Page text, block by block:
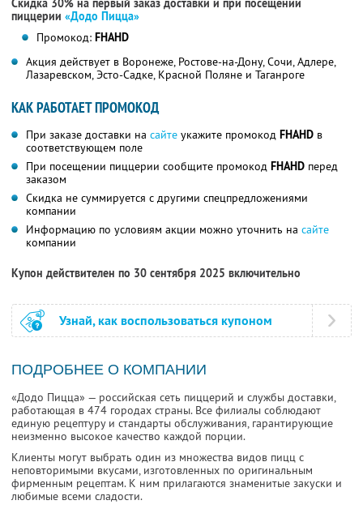
Скидка 30% на первый заказ доставки и при посещении
пиццерии «Додо Пицца»
Промокод: FHAHD
Акция действует в Воронеже, Ростове-на-Дону, Сочи, Адлере,
Лазаревском, Эсто-Садке, Красной Поляне и Таганроге
КАК РАБОТАЕТ ПРОМОКОД
При заказе доставки на сайте укажите промокод FHAHD в
соответствующем поле
При посещении пиццерии сообщите промокод FHAHD перед
заказом
Скидка не суммируется с другими спецпредложениями
компании
Информацию по условиям акции можно уточнить на сайте
компании
Купон действителен по 30 сентября 2025 включительно
Узнай, как воспользоваться купоном
ПОДРОБНЕЕ О КОМПАНИИ
«Додо Пицца» — российская сеть пиццерий и службы доставки,
работающая в 474 городах страны. Все филиалы соблюдают
единую рецептуру и стандарты обслуживания, гарантирующие
неизменно высокое качество каждой порции.
Клиенты могут выбрать один из множества видов пицц с
неповторимыми вкусами, изготовленных по оригинальным
фирменным рецептам. К ним прилагаются знаменитые закуски и
любимые всеми сладости.